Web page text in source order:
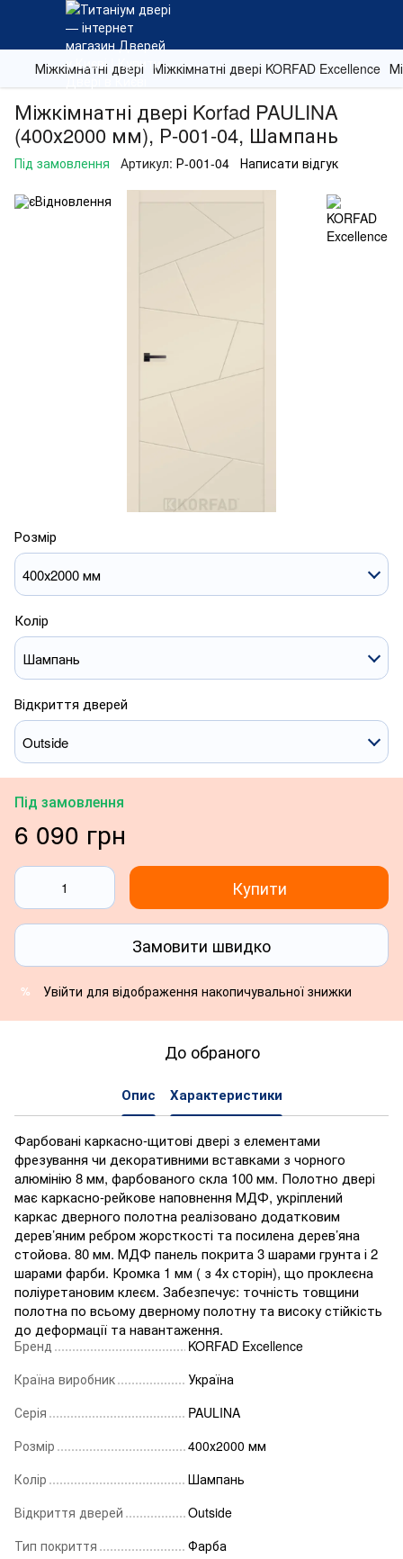
Міжкімнатні двері Міжкімнатні двері KORFAD Excellence
Міжкімнатні двері Korfad PAULINA
(400х2000 мм), Р-001-04, Шампань
Під замовлення Артикул: Р-001-04 Написати відгук
Розмір
400х2000 мм
Колір
Шампань
Відкриття дверей
Outside
Під замовлення
6 090 грн
Купити
Замовити швидко
% Увійти для відображення накопичувальної знижки
До обраного
Опис Характеристики
Фарбовані каркасно-щитові двері з елементами
фрезування чи декоративними вставками з чорного
алюмінію 8 мм, фарбованого скла 100 мм. Полотно двері
має каркасно-рейкове наповнення МДФ, укріплений
каркас дверного полотна реалізовано додатковим
дерев’яним ребром жорсткості та посилена дерев’яна
стойова. 80 мм. МДФ панель покрита 3 шарами грунта і 2
шарами фарби. Кромка 1 мм ( з 4х сторін), що проклеєна
поліуретановим клеєм. Забезпечує: точність товщини
полотна по всьому дверному полотну та високу стійкість
до деформації та навантаження.
Бренд
KORFAD Excellence
Країна виробник
Україна
Серія
PAULINA
Розмір
400х2000 мм
Колір
Шампань
Відкриття дверей
Outside
Тип покриття
Фарба